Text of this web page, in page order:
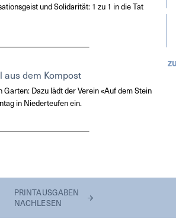
und Solidarität: 1 zu 1 in die Tat
aus dem Kompost
Garten: Dazu lädt der Verein «Auf dem Stein
in Niederteufen ein.
PRINTAUSGABEN
NACHLESEN